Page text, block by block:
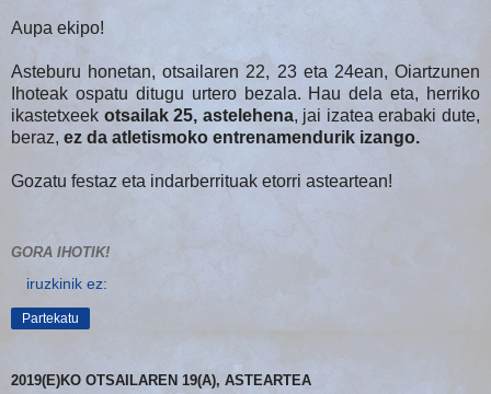
Aupa ekipo!
Asteburu honetan, otsailaren 22, 23 eta 24ean, Oiartzunen
Ihoteak ospatu ditugu urtero bezala. Hau dela eta, herriko
ikastetxeek otsailak 25, astelehena, jai izatea erabaki dute,
beraz, ez da atletismoko entrenamendurik izango.
Gozatu festaz eta indarberrituak etorri asteartean!
GORA IHOTIK!
iruzkinik ez:
Partekatu
2019(E)KO OTSAILAREN 19(A), ASTEARTEA